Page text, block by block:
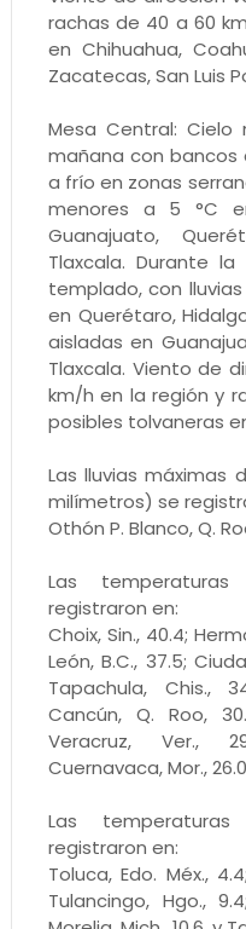
rachas de 40 a 60
en Chihuahua,
Zacatecas, San Luis
Mesa Central:
mañana con
a frío en zonas
menores a 5 °C
Guanajuato,
Tlaxcala. Durante
templado, con
en Querétaro,
aisladas en
Tlaxcala. Viento de
km/h en la región y
posibles tolvaneras
Las lluvias máximas
milímetros) se
Othón P. Blanco, Q.
Las
registraron en:
Choix, Sin., 40.4;
León, B.C., 37.5;
Tapachula, Chis.,
Cancún, Q. Roo,
Veracruz, Ver.,
Cuernavaca, Mor.,
Las
registraron en:
Toluca, Edo. Méx.,
Tulancingo, Hgo.,